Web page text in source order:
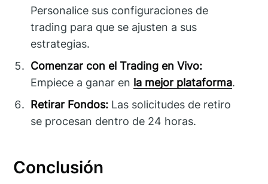
Personalice sus configuraciones de
trading para que se ajusten a sus
estrategias.
Comenzar con el Trading en Vivo:
Empiece a ganar en la mejor plataforma.
Retirar Fondos: Las solicitudes de retiro
se procesan dentro de 24 horas.
Conclusión